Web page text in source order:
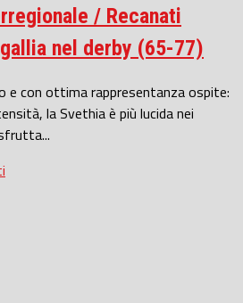
/ Recanati
nel derby (65-77)
e con ottima rappresentanza ospite:
la Svethia è più lucida nei